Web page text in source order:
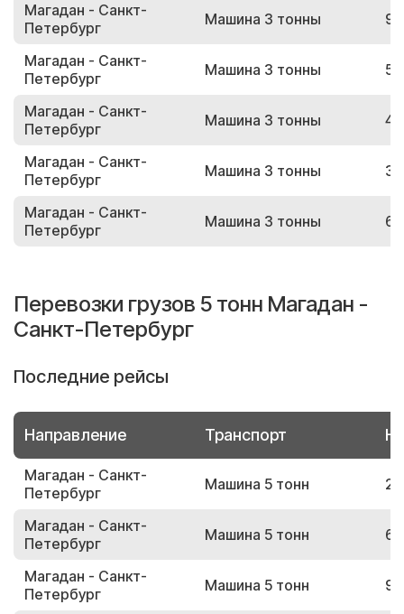
Магадан - Санкт-
Петербург
Машина 3 тонны
Магадан - Санкт-
Петербург
Машина 3 тонны
Магадан - Санкт-
Петербург
Машина 3 тонны
Магадан - Санкт-
Петербург
Машина 3 тонны
Магадан - Санкт-
Петербург
Машина 3 тонны
Перевозки грузов 5 тонн Магадан -
Санкт-Петербург
Последние рейсы
Направление Транспорт
Магадан - Санкт-
Петербург
Машина 5 тонн
Магадан - Санкт-
Петербург
Машина 5 тонн
Магадан - Санкт-
Петербург
Машина 5 тонн